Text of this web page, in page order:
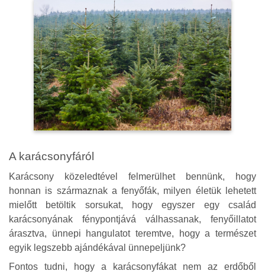
A karácsonyfáról
Karácsony közeledtével felmerülhet bennünk, hogy
honnan is származnak a fenyőfák, milyen életük lehetett
mielőtt betöltik sorsukat,
hogy egyszer egy család
karácsonyának fénypontjává válhassanak, fenyőillatot
árasztva, ünnepi hangulatot teremtve, hogy a természet
egyik legszebb ajándékával ünnepeljünk?
Fontos tudni, hogy a karácsonyfákat nem az erdőből